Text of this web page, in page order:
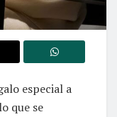
especial a
que se